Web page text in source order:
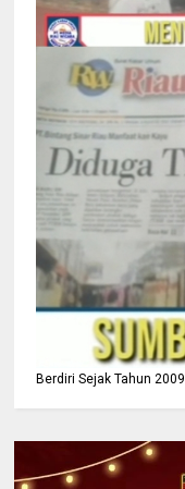
Berdiri Sejak Tahun 2009